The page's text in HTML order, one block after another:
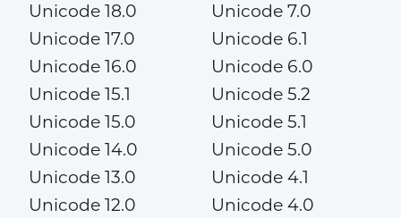
Unicode 18.0
Unicode 17.0
Unicode 16.0
Unicode 15.1
Unicode 15.0
Unicode 14.0
Unicode 13.0
Unicode 12.0
Unicode 7.0
Unicode 6.1
Unicode 6.0
Unicode 5.2
Unicode 5.1
Unicode 5.0
Unicode 4.1
Unicode 4.0